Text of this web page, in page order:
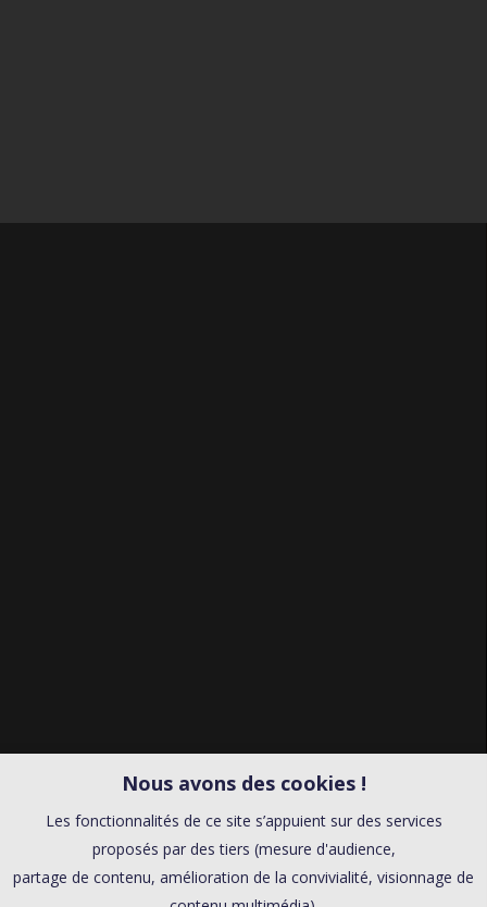
Nous avons des cookies !
Les fonctionnalités de ce site s’appuient sur des services
proposés par des tiers (mesure d'audience,
partage de contenu, amélioration de la convivialité, visionnage de